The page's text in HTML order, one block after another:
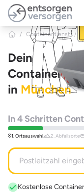
Zum Hauptinhalt
/ Containerdienst /
Dein
in München
In 4 Schritten
1. Ortsauswahl 2. Abfallsorte
Kostenlose